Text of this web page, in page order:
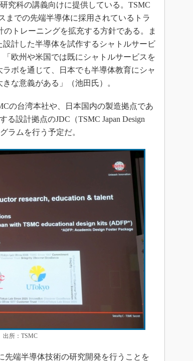
究科の講義向けに提供している。TSMC
までの先端半導体に採用されているトラ
トレーニングを拡充する方針である。ま
計した半導体を試作するシャトルサービ
欧州や米国では既にシャトルサービスを
ボを通じて、日本でも半導体教育にシャ
な意義がある」（池田氏）。
の台湾本社や、日本国内の製造拠点であ
設計拠点のJDC（TSMC Japan Design
ラムを行う予定だ。
出所：TSMC
端半導体技術の研究開発を行うことを